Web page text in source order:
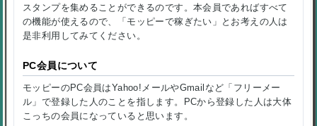
スタンプを集めることができるのです。本会員であればすべて
の機能が使えるので、「モッピーで稼ぎたい」とお考えの人は
是非利用してみてください。
PC会員について
モッピーのPC会員はYahoo!メールやGmailなど「フリーメー
ル」で登録した人のことを指します。PCから登録した人は大体
こっちの会員になっていると思います。